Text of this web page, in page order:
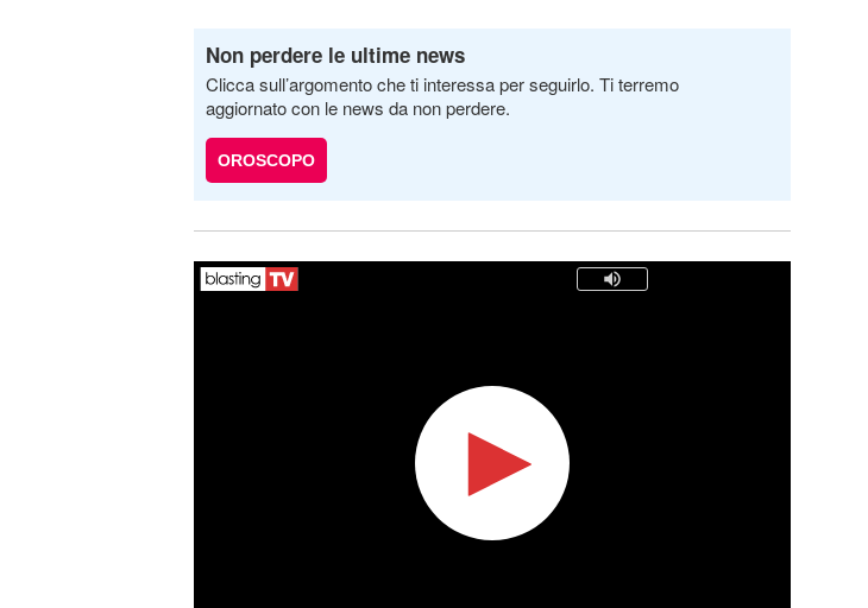
Non perdere le ultime news
Clicca sull’argomento che ti interessa per seguirlo. Ti terremo
aggiornato con le news da non perdere.
OROSCOPO